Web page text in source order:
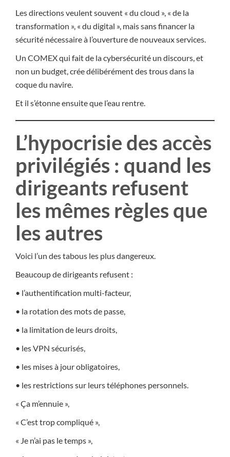
Les directions veulent souvent « du cloud », « de la
transformation », « du digital », mais sans financer la
sécurité nécessaire à l’ouverture de nouveaux services.
Un COMEX qui fait de la cybersécurité un discours, et
non un budget, crée délibérément des trous dans la
coque du navire.
Et il s’étonne ensuite que l’eau rentre.
L’hypocrisie des accès
privilégiés : quand les
dirigeants refusent
les mêmes règles que
les autres
Voici l’un des tabous les plus dangereux.
Beaucoup de dirigeants refusent :
• l’authentification multi-facteur,
• la rotation des mots de passe,
• la limitation de leurs droits,
• les VPN sécurisés,
• les mises à jour obligatoires,
• les restrictions sur leurs téléphones personnels.
« Ça m’ennuie »,
« C’est trop compliqué »,
« Je n’ai pas le temps »,